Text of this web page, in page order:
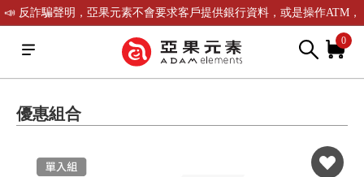
📣 反詐騙聲明，亞果元素不會要求客戶提供銀行資料，或是操作ATM，
可致電(02)-2738-9900聯繫我們或是165反詐騙電話查證！ 0
優惠組合